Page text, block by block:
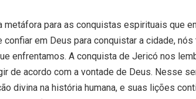
para as conquistas espirituais que
em Deus para conquistar a cidade,
enfrentamos. A conquista de Jericó nos
de acordo com a vontade de Deus. Nesse
divina na história humana, e suas lições